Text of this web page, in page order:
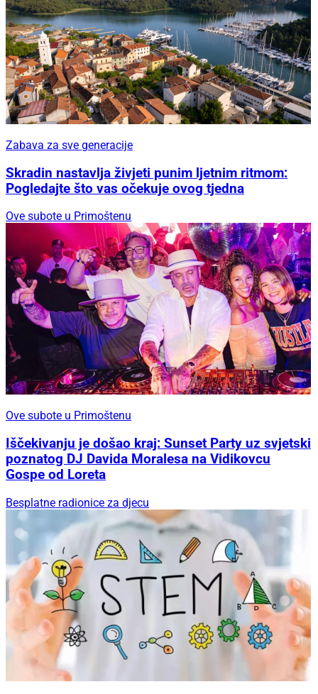
Zabava za sve generacije
Skradin nastavlja živjeti punim ljetnim ritmom:
Pogledajte što vas očekuje ovog tjedna
Ove subote u Primoštenu
Ove subote u Primoštenu
Iščekivanju je došao kraj: Sunset Party uz svjetski
poznatog DJ Davida Moralesa na Vidikovcu
Gospe od Loreta
Besplatne radionice za djecu